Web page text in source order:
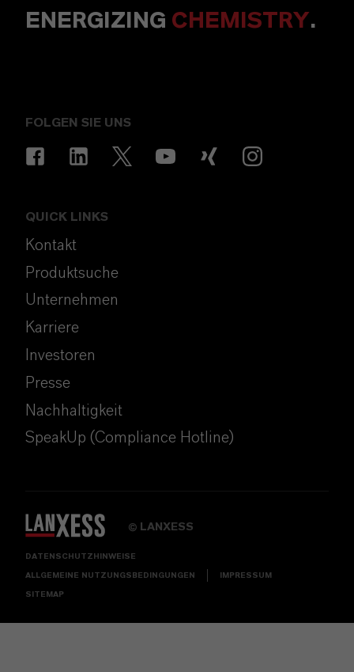
ENERGIZING CHEMISTRY.
FOLGEN SIE UNS
QUICK LINKS
Kontakt
Produktsuche
Unternehmen
Karriere
Investoren
Presse
Nachhaltigkeit
SpeakUp (Compliance Hotline)
© LANXESS
DATENSCHUTZHINWEISE
ALLGEMEINE NUTZUNGSBEDINGUNGEN IMPRESSUM
SITEMAP